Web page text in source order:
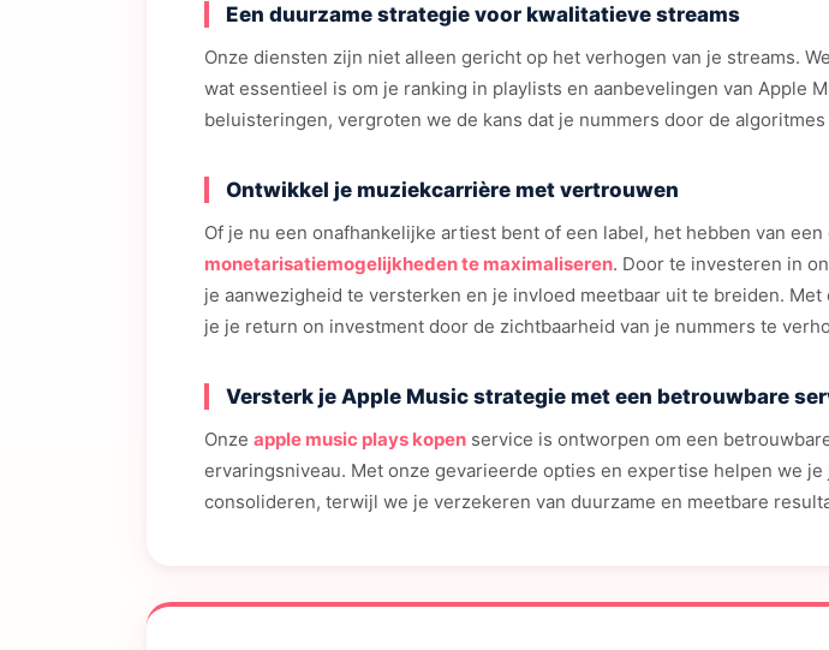
Een duurzame strategie voor kwalitatieve streams
Onze diensten zijn niet alleen gericht op het verhogen van je streams.
wat essentieel is om je ranking in playlists en aanbevelingen van Apple
beluisteringen, vergroten we de kans dat je nummers door de
Ontwikkel je muziekcarrière met vertrouwen
Of je nu een onafhankelijke artiest bent of een label, het hebben van
monetarisatiemogelijkheden te maximaliseren. Door te investeren in
je aanwezigheid te versterken en je invloed meetbaar uit te breiden.
je je return on investment door de zichtbaarheid van je nummers te
Versterk je Apple Music strategie met een betrouwbare
Onze apple music plays kopen service is ontworpen om een
ervaringsniveau. Met onze gevarieerde opties en expertise helpen we je
consolideren, terwijl we je verzekeren van duurzame en meetbare